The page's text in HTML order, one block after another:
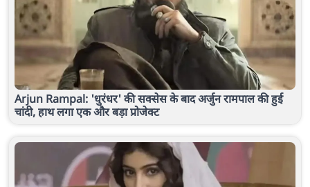
Arjun Rampal: 'धुरंधर' की सक्सेस के बाद अर्जुन रामपाल की हुई
चांदी, हाथ लगा एक और बड़ा प्रोजेक्ट